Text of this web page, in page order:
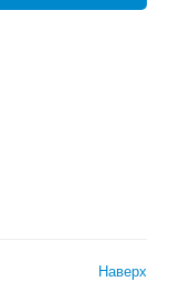
Наверх